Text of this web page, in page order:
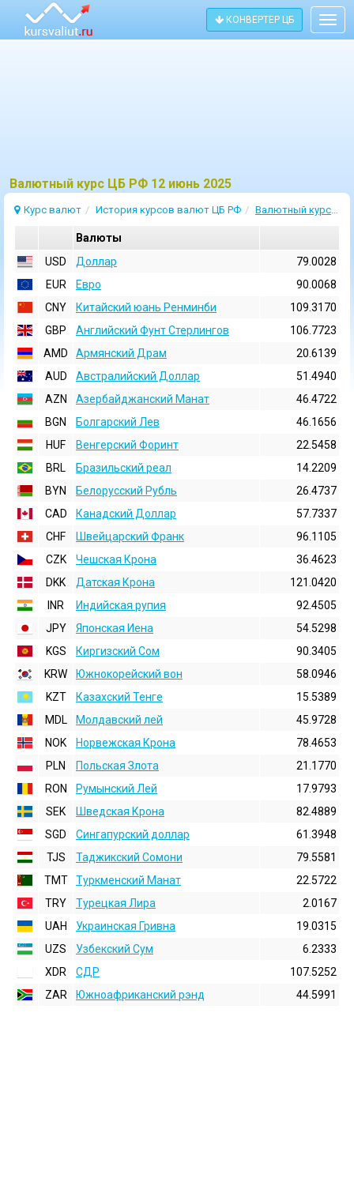
КОНВЕРТЕР ЦБ
Bалютный курс ЦБ РФ 12 июнь 2025
Курс валют История курсов валют ЦБ РФ Валютный курс 12 Июнь 2025
Валюты
USD
Доллар
79.0028
EUR
Евро
90.0068
CNY
Китайский юань Ренминби
109.3170
GBP
Английский Фунт Стерлингов
106.7723
AMD
Армянский Драм
20.6139
AUD
Австралийский Доллар
51.4940
AZN
Азербайджанский Манат
46.4722
BGN
Болгарский Лев
46.1656
HUF
Венгерский Форинт
22.5458
BRL
Бразильский реал
14.2209
BYN
Белорусский Рубль
26.4737
CAD
Канадский Доллар
57.7337
CHF
Швейцарский Франк
96.1105
CZK
Чешская Крона
36.4623
DKK
Датская Крона
121.0420
INR
Индийская pупия
92.4505
JPY
Японская Иена
54.5298
KGS
Киргизский Сом
90.3405
KRW
Южнокорейский вон
58.0946
KZT
Казахский Тенге
15.5389
MDL
Молдавский лей
45.9728
NOK
Норвежская Крона
78.4653
PLN
Польская Злота
21.1770
RON
Румынский Лей
17.9793
SEK
Шведская Крона
82.4889
SGD
Сингапурский доллар
61.3948
TJS
Таджикский Сомони
79.5581
TMT
Туркменский Манат
22.5722
TRY
Турецкая Лира
2.0167
UAH
Украинская Гривна
19.0315
UZS
Узбекский Сум
6.2333
XDR
СДР
107.5252
ZAR
Южноафриканский рэнд 44.5991